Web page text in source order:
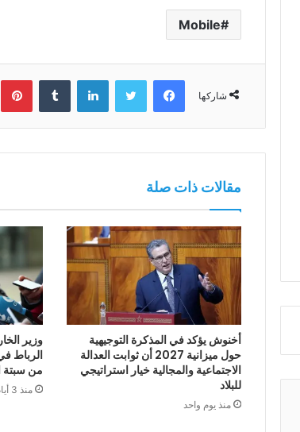
Mobile
شاركها
فيسبوك تويتر لينكدإن
مقالات ذات صلة
أخنوش يؤكد في المذكرة التوجيهية
حول ميزانية 2027 أن ثوابت العدالة
الاجتماعية والمجالية خيار استراتيجي
للبلاد
منذ يوم واحد
وزير
من سبتة
منذ 3 أيام